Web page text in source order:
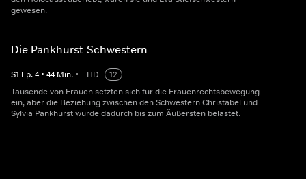
gewesen.
Die Pankhurst-Schwestern
S1 Ep.4 • 44 Min. • HD
12
Tausende von Frauen setzten sich für die Frauenrechtsbewegung
ein, aber die Beziehung zwischen den Schwestern Christabel und
Sylvia Pankhurst wurde dadurch bis zum Äußersten belastet.